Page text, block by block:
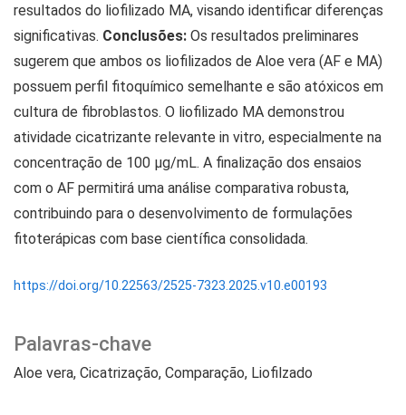
Palavras-chave
Aloe vera Cicatrização Comparação Liofilzado
resultados do liofilizado MA, visando identificar diferenças
significativas. Conclusões: Os resultados preliminares
sugerem que ambos os liofilizados de Aloe vera (AF e MA)
possuem perfil fitoquímico semelhante e são atóxicos em
cultura de fibroblastos. O liofilizado MA demonstrou
atividade cicatrizante relevante in vitro, especialmente na
concentração de 100 μg/mL. A finalização dos ensaios
com o AF permitirá uma análise comparativa robusta,
contribuindo para o desenvolvimento de formulações
fitoterápicas com base científica consolidada.
https://doi.org/10.22563/2525-7323.2025.v10.e00193